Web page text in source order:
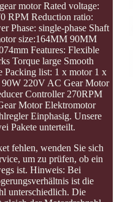
motor Rated voltage:
RPM Reduction ratio:
Phase: single-phase Shaft
size:164MM 90MM
Features: Flexible
Torque large Smooth
list: 1 x motor 1 x
90W 220V AC Gear Motor
Controller 270RPM
Motor Elektromotor
Einphasig. Unsere
Pakete unterteilt.
fehlen, wenden Sie sich
um zu prüfen, ob ein
ist. Hinweis: Bei
ist die
unterschiedlich. Die